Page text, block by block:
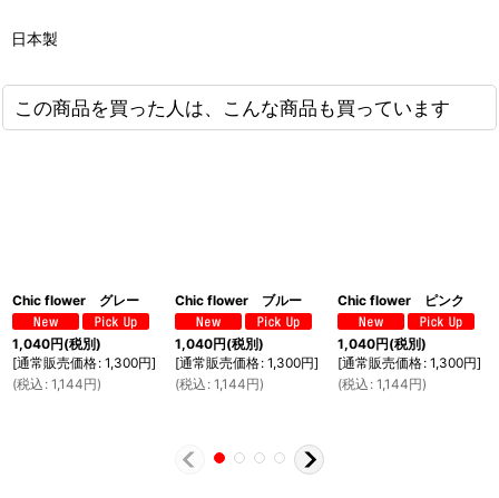
日本製
この商品を買った人は、こんな商品も買っています
Chic flower グレー
1,040円(税別)
[通常販売価格: 1,300円]
(税込 : 1,144円)
Chic flower ブルー
1,040円(税別)
[通常販売価格: 1,300円]
(税込 : 1,144円)
Chic flower ピンク
1,040円(税別)
[通常販売価格: 1,300円]
(税込 : 1,144円)